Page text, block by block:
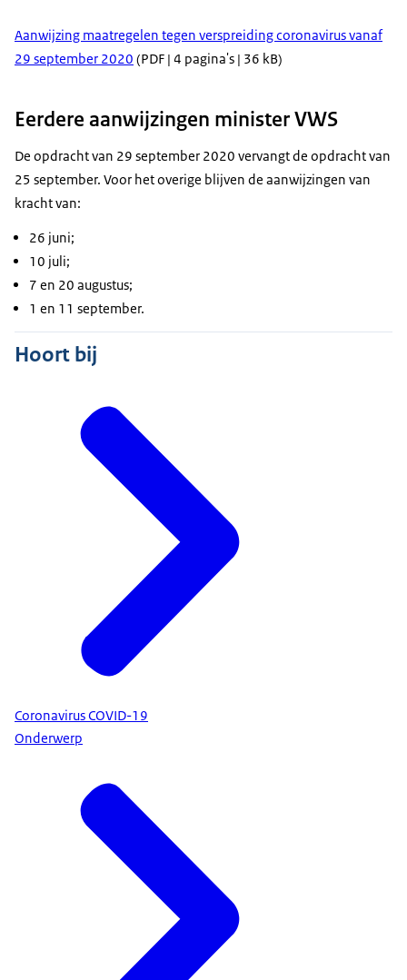
Aanwijzing maatregelen tegen verspreiding coronavirus vanaf
29 september 2020 (PDF | 4 pagina's | 36 kB)
Eerdere aanwijzingen minister VWS
De opdracht van 29 september 2020 vervangt de opdracht van
25 september. Voor het overige blijven de aanwijzingen van
kracht van:
26 juni;
10 juli;
7 en 20 augustus;
1 en 11 september.
Hoort bij
Coronavirus COVID-19
Onderwerp